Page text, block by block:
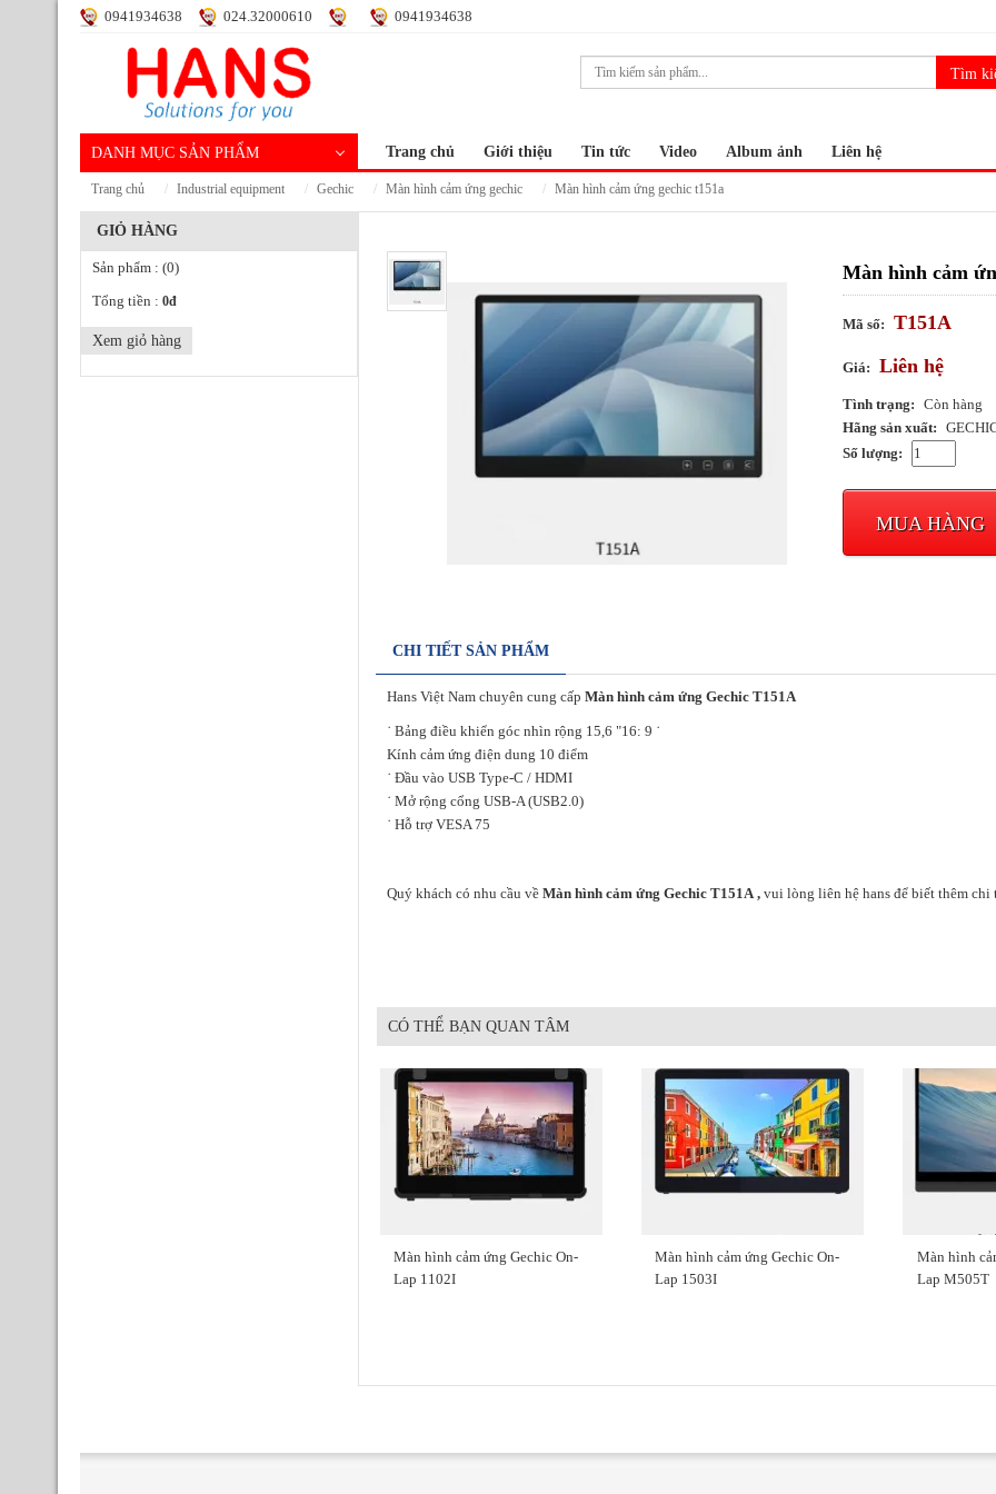
0941934638 024.32000610 0941934638
DANH MỤC SẢN PHẨM Trang chủ Giới thiệu Tin tức Video Album ảnh Liên hệ
trang chủ industrial equipment gechic màn hình cảm ứng gechic màn hình cảm ứng gechic t151a
GIỎ HÀNG
Sản phẩm : (0)
Tổng tiền : 0đ
Xem giỏ hàng
Màn hình cảm
Mã số: T151A
Giá: Liên hệ
Tình trạng:
Còn hàng
Hãng sản xuất:
Số lượng:
MUA HÀNG
CHI TIẾT SẢN PHẨM
Hans Việt Nam chuyên cung cấp Màn hình cảm ứng Gechic T151A
˙ Bảng điều khiển góc nhìn rộng 15,6 "16: 9 ˙
Kính cảm ứng điện dung 10 điểm
˙ Đầu vào USB Type-C / HDMI
˙ Mở rộng cổng USB-A (USB2.0)
˙ Hỗ trợ VESA 75
Quý khách có nhu cầu về Màn hình cảm ứng Gechic T151A , vui lòng liên hệ hans để biết thêm chi
CÓ THỂ BẠN QUAN TÂM
Màn hình cảm ứng Gechic On-
Lap 1102I
Màn hình cảm ứng Gechic On-
Lap 1503I
Màn hình
Lap M505T